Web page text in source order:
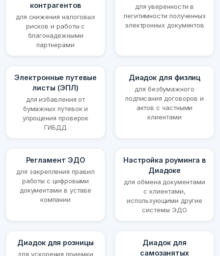
контрагентов
для снижения налоговых
рисков и работы с
благонадежными
партнерами
для уверенности в
легитимности полученных
электронных документов
Электронные путевые
листы (ЭПЛ)
для избавления от
бумажных путевок и
упрощения проверок
ГИБДД
Диадок для физлиц
для безбумажного
подписания договоров и
актов с частными
клиентами
Регламент ЭДО
для закрепления правил
работы с цифровыми
документами в уставе
компании
Настройка роуминга в
Диадоке
для обмена документами
с клиентами,
использующими другие
системы ЭДО
Диадок для розницы
для ускорения приемки
Диадок для
самозанятых